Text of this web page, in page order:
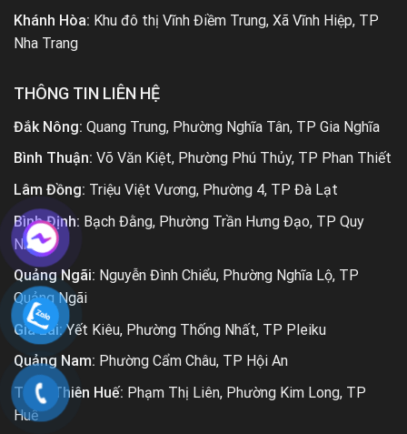
Khánh Hòa: Khu đô thị Vĩnh Điềm Trung, Xã Vĩnh Hiệp, TP
Nha Trang
THÔNG TIN LIÊN HỆ
Đắk Nông: Quang Trung, Phường Nghĩa Tân, TP Gia Nghĩa
Bình Thuận: Võ Văn Kiệt, Phường Phú Thủy, TP Phan Thiết
Lâm Đồng: Triệu Việt Vương, Phường 4, TP Đà Lạt
Bình Định: Bạch Đằng, Phường Trần Hưng Đạo, TP Quy
Nhơn
Quảng Ngãi: Nguyễn Đình Chiểu, Phường Nghĩa Lộ, TP
Quảng Ngãi
Gia Lai:Yết Kiêu, Phường Thống Nhất, TP Pleiku
Quảng Nam: Phường Cẩm Châu, TP Hội An
Thừa Thiên Huế: Phạm Thị Liên, Phường Kim Long, TP
Huế